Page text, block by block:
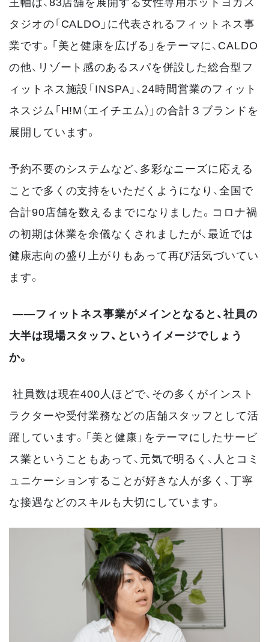
タジオの「CALDO」に代表されるフィットネス事
業です。「美と健康を広げる」をテーマに、CALDO
の他、リゾート感のあるスパを併設した総合型フ
ィットネス施設「INSPA」、24時間営業のフィット
ネスジム「H!M（エイチエム）」の合計３ブランドを
展開しています。
予約不要のシステムなど、多彩なニーズに応える
ことで多くの支持をいただくようになり、全国で
合計90店舗を数えるまでになりました。コロナ禍
の初期は休業を余儀なくされましたが、最近では
健康志向の盛り上がりもあって再び活気づいてい
ます。
――フィットネス事業がメインとなると、社員の
大半は現場スタッフ、というイメージでしょう
か。
社員数は現在400人ほどで、その多くがインスト
ラクターや受付業務などの店舗スタッフとして活
躍しています。「美と健康」をテーマにしたサービ
ス業ということもあって、元気で明るく、人とコミ
ュニケーションすることが好きな人が多く、丁寧
な接遇などのスキルも大切にしています。